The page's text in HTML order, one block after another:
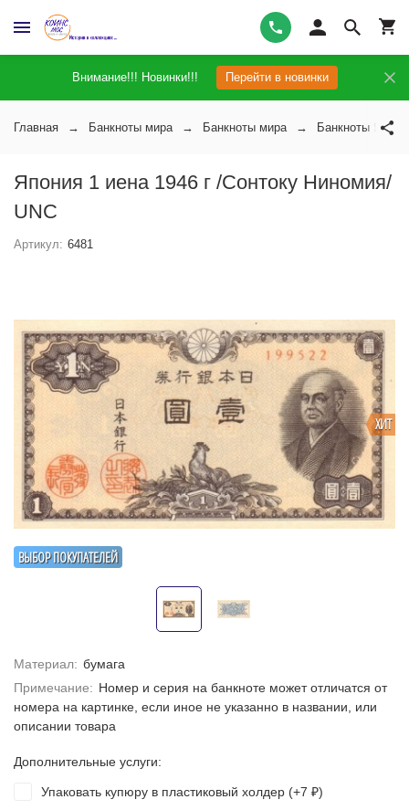
Внимание!!! Новинки!!! Перейти в новинки
Главная Банкноты мира Банкноты мира Банкноты
Япония 1 иена 1946 г /Сонтоку Ниномия/
UNC
Артикул: 6481
ВЫБОР ПОКУПАТЕЛЕЙ
ХИТ
Материал: бумага
Примечание: Номер и серия на банкноте может отличатся от
номера на картинке, если иное не указанно в названии, или
описании товара
Дополнительные услуги:
Упаковать купюру в пластиковый холдер (+7 ₽)